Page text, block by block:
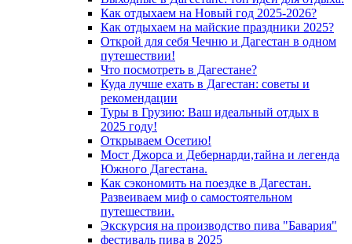
Как отдыхаем на Новый год 2025-2026?
Как отдыхаем на майские праздники 2025?
Открой для себя Чечню и Дагестан в одном
путешествии!
Что посмотреть в Дагестане?
Куда лучше ехать в Дагестан: советы и
рекомендации
Туры в Грузию: Ваш идеальный отдых в
2025 году!
Открываем Осетию!
Мост Джорса и Дебернарди,тайна и легенда
Южного Дагестана.
Как сэкономить на поездке в Дагестан.
Развеиваем миф о самостоятельном
путешествии.
Экскурсия на производство пива "Бавария"
фестиваль пива в 2025